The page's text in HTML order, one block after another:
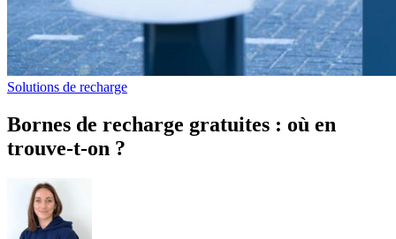
Solutions de recharge
Bornes de recharge gratuites : où en
trouve-t-on ?